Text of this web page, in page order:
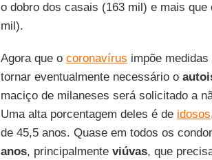
o dobro dos casais (163 mil) e mais
mil).
Agora que o coronavírus impõe
tornar eventualmente necessário o
maciço de milaneses será solicitado a
Uma alta porcentagem deles é de idosos
de 45,5 anos. Quase em todos os
anos, principalmente viúvas, que